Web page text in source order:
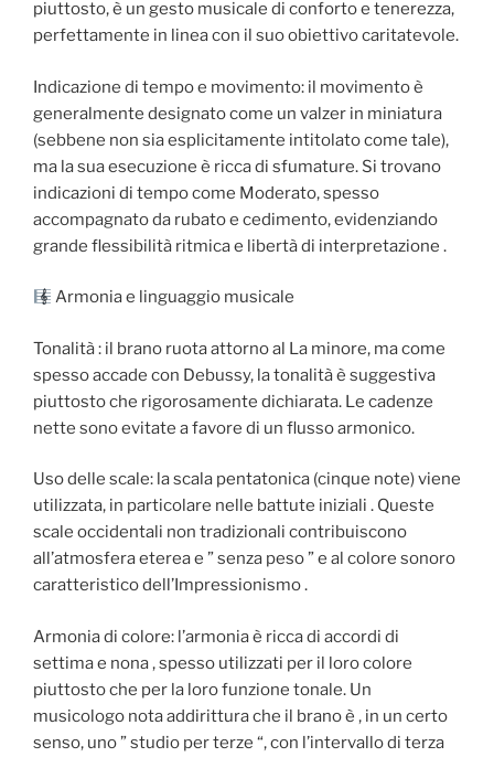
piuttosto, è un gesto musicale di conforto e tenerezza,
perfettamente in linea con il suo obiettivo caritatevole.
Indicazione di tempo e movimento: il movimento è
generalmente designato come un valzer in miniatura
(sebbene non sia esplicitamente intitolato come tale),
ma la sua esecuzione è ricca di sfumature. Si trovano
indicazioni di tempo come Moderato, spesso
accompagnato da rubato e cedimento, evidenziando
grande flessibilità ritmica e libertà di interpretazione .
Armonia e linguaggio musicale
Tonalità : il brano ruota attorno al La minore, ma come
spesso accade con Debussy, la tonalità è suggestiva
piuttosto che rigorosamente dichiarata. Le cadenze
nette sono evitate a favore di un flusso armonico.
Uso delle scale: la scala pentatonica (cinque note) viene
utilizzata, in particolare nelle battute iniziali . Queste
scale occidentali non tradizionali contribuiscono
all’atmosfera eterea e ” senza peso ” e al colore sonoro
caratteristico dell’Impressionismo .
Armonia di colore: l’armonia è ricca di accordi di
settima e nona , spesso utilizzati per il loro colore
piuttosto che per la loro funzione tonale. Un
musicologo nota addirittura che il brano è , in un certo
senso, uno ” studio per terze “, con l’intervallo di terza